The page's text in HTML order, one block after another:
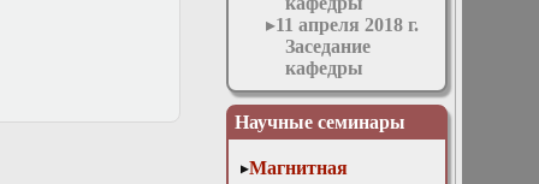
11 апреля 2018 г.
Заседание
кафедры
11 мая 2016 г.
Заседание
кафедры
Заседание
Научные семинары
Магнитная